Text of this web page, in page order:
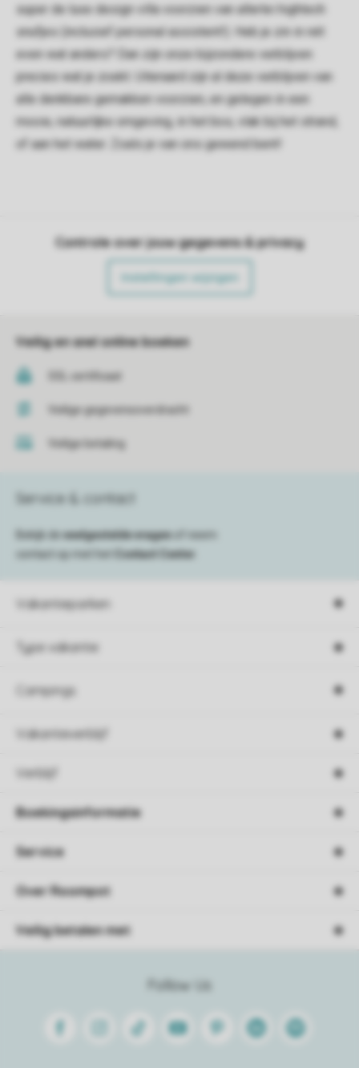
super de luxe design villa voorzien van allerlei hightech
snufjes (inclusief personal assistent!). Heb je zin in nét
even wat anders? Dan zijn onze bijzondere verblijven
precies wat je zoekt. Uiteraard zijn al deze verblijven van
alle denkbare gemakken voorzien, en gelegen in een
mooie, natuurlijke omgeving, in het bos, vlak bij het strand,
of aan het water. Zoals je van ons gewend bent!
Controle over jouw gegevens & privacy
Instellingen wijzigen
Veilig en snel online boeken
SSL certificaat
Veilige gegevensoverdracht
Veilige betaling
Vakantieparken
Type vakantie
Campings
Vakantieverblijf
Verblijf
Service & contact
Bekijk de veelgestelde vragen
of neem
contact op met het
Contact Center
Follow Us
FacebookInstagram
Tiktok Youtube PinterestLinkedinSpotify
Boekingsinformatie
Service
Over Roompot
Veilig betalen met